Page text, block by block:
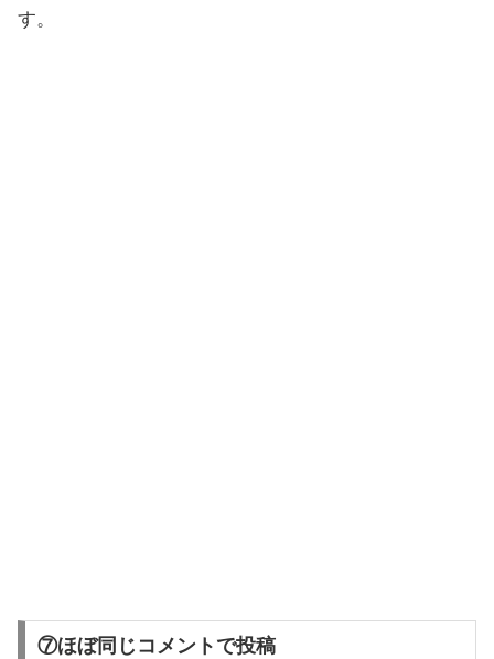
す。
⑦ほぼ同じコメントで投稿